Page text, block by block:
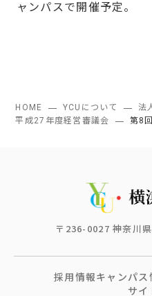
ャンパスで開催予定。
HOME YCUについて 法
平成27年度経営審議会
第8
〒236-0027 神奈川
採用情報キャンパス
サイ